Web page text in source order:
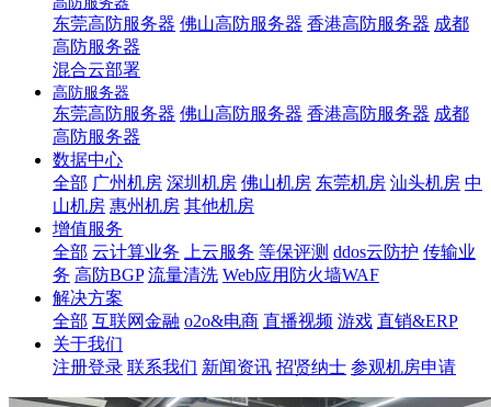
东莞高防服务器 佛山高防服务器 香港高防服务器 成都
高防服务器
混合云部署
高防服务器
东莞高防服务器 佛山高防服务器 香港高防服务器 成都
高防服务器
数据中心
全部 广州机房 深圳机房 佛山机房 东莞机房 汕头机房 中
山机房 惠州机房 其他机房
增值服务
全部 云计算业务 上云服务 等保评测 ddos云防护 传输业
务 高防BGP 流量清洗 Web应用防火墙WAF
解决方案
全部 互联网金融 o2o&电商 直播视频 游戏 直销&ERP
关于我们
注册登录 联系我们 新闻资讯 招贤纳士 参观机房申请